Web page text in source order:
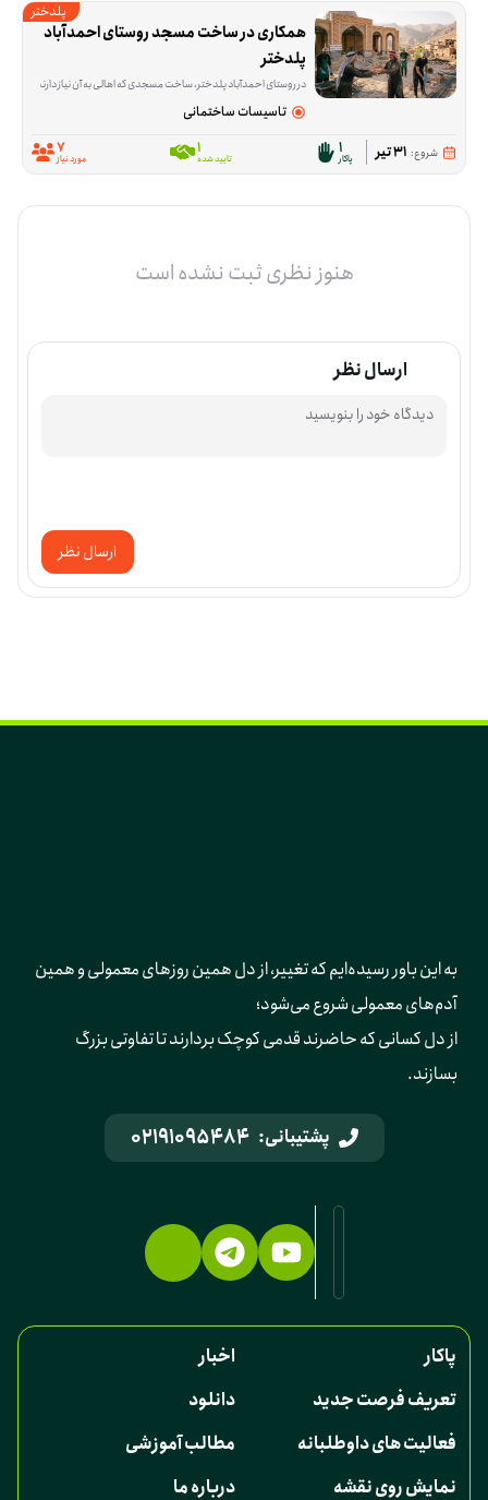
پلدختر
همکاری در ساخت مسجد روستای احمدآباد
پلدختر
در روستای احمدآباد پلدختر، ساخت مسجدی که اهالی به آن نیاز دارند هنوز ادامه دارد و این فرصت برای کمک در همین مسیر شکل گرفته است. داوطلب‌ها در کاری مشارکت
تاسیسات ساختمانی
شروع: 31 تیر 1پاکار 1تایید شده 7
مورد نیاز
هنوز نظری ثبت نشده است
ارسال نظر
ارسال نظر
به این باور رسیده‌ایم که تغییر، از دل همین روزهای معمولی و همین
آدم‌های معمولی شروع می‌شود؛
از دل کسانی که حاضرند قدمی کوچک بردارند تا تفاوتی بزرگ
بسازند.
پشتیبانی: 02191095484
پاکار
اخبار
تعریف فرصت جدید
دانلود
فعالیت های داوطلبانه
مطالب آموزشی
نمایش روی نقشه
درباره ما